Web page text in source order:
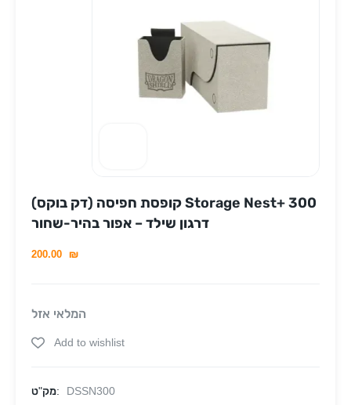
קופסת חפיסה (דק בוקס) Storage Nest+ 300
דרגון שילד – אפור בהיר-שחור
200.00 ₪
המלאי אזל
Add to wishlist
מק"ט:
DSSN300